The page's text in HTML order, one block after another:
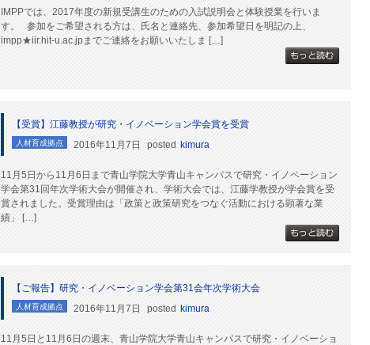
IMPPでは、2017年度の新規受講生のための入試説明会と体験授業を行いま
す。 参加をご希望される方は、氏名と連絡先、参加希望日を明記の上、
impp★iir.hit-u.ac.jpまでご連絡をお願いいたしま […]
【受賞】江藤教授が研究・イノベーション学会賞を受賞
人材育成拠点 2016年11月7日 posted kimura
11月5日から11月6日まで青山学院大学青山キャンパスで研究・イノベーション
学会第31回年次学術大会が開催され、学術大会では、江藤学教授が学会賞を受
賞されました。受賞理由は「政策と政策研究をつなぐ活動における顕著な業
績」 […]
【ご報告】研究・イノベーション学会第31会年次学術大会
人材育成拠点 2016年11月7日 posted kimura
11月5日と11月6日の週末、青山学院大学青山キャンパスで研究・イノベーショ